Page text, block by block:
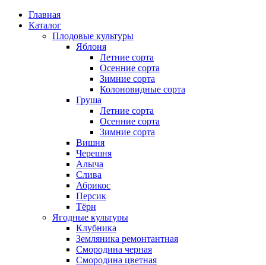
Главная
Каталог
Плодовые культуры
Яблоня
Летние сорта
Осенние сорта
Зимние сорта
Колоновидные сорта
Груша
Летние сорта
Осенние сорта
Зимние сорта
Вишня
Черешня
Алыча
Слива
Абрикос
Персик
Тёрн
Ягодные культуры
Клубника
Земляника ремонтантная
Смородина черная
Смородина цветная